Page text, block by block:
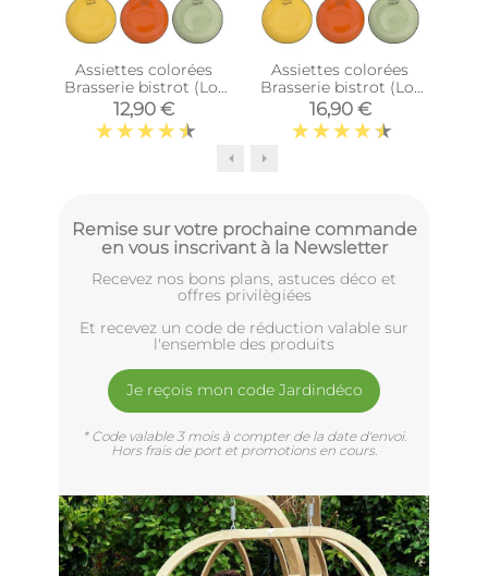
Assiettes colorées
Brasserie bistrot (Lot
de 6) (Assiettes plates
- 21,5 cm)
12,90 €
Assiettes colorées
Brasserie bistrot (Lot
de 6) (Assiettes plates
- 27 cm)
16,90 €
Remise sur votre prochaine commande
en vous inscrivant à la Newsletter
Recevez nos bons plans, astuces déco et
offres privilègiées
Et recevez un code de réduction valable sur
l'ensemble des produits
Je reçois mon code Jardindéco
* Code valable 3 mois à compter de la date d'envoi.
Hors frais de port et promotions en cours.